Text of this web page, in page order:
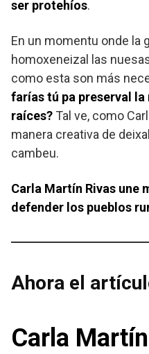
ser protehíos.
En un momentu onde la
homoxeneizal las
como esta son más
farías tú pa preserval la
raíces? Tal ve, como
manera creativa de
cambeu.
Carla Martín Rivas une
defender los pueblos
Ahora el
Carla